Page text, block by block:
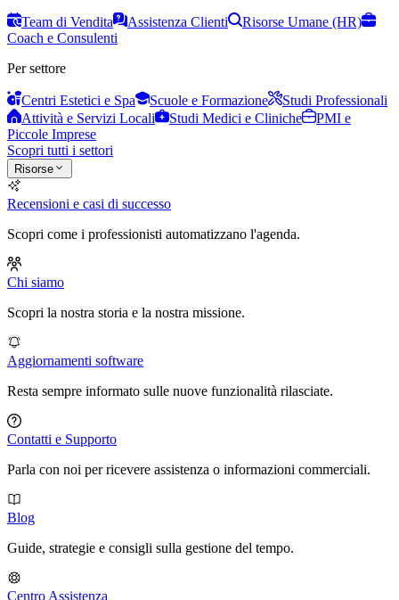
Team di Vendita Assistenza Clienti
Risorse Umane (HR)
Coach e Consulenti
Per settore
Centri Estetici e Spa Scuole e Formazione
Studi Professionali
Attività e Servizi Locali
Studi Medici e Cliniche
PMI e
Piccole Imprese
Scopri tutti i settori
Risorse
Recensioni e casi di successo
Scopri come i professionisti automatizzano l'agenda.
Chi siamo
Scopri la nostra storia e la nostra missione.
Aggiornamenti software
Resta sempre informato sulle nuove funzionalità rilasciate.
Contatti e Supporto
Parla con noi per ricevere assistenza o informazioni commerciali.
Blog
Guide, strategie e consigli sulla gestione del tempo.
Centro Assistenza